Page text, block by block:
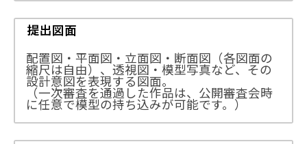
提出図面
配置図・平面図・立面図・断面図（各図面の
縮尺は自由）、透視図・模型写真など、その
設計意図を表現する図面。
（一次審査を通過した作品は、公開審査会時
に任意で模型の持ち込みが可能です。）